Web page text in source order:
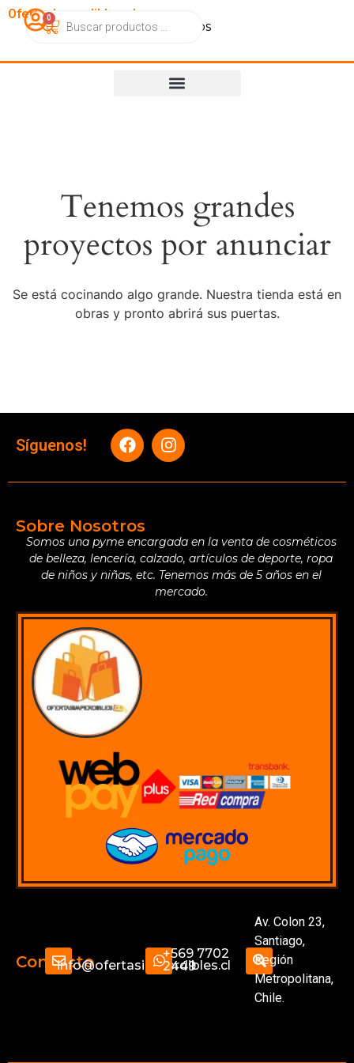
OfertasImperdibles.cl
CatálogoContactoNosotros
0
Tenemos grandes
proyectos por anunciar
Se está cocinando algo grande. Nuestra tienda está en
obras y pronto abrirá sus puertas.
Síguenos!
Sobre Nosotros
Somos una pyme encargada en la venta de cosméticos
de belleza, lencería, calzado, artículos de deporte, ropa
de niños y niñas, etc. Tenemos más de 5 años en el
mercado.
Contactoinfo@ofertasimperdibles.cl
+569 7702
2449
Av. Colon 23,
Santiago,
Región
Metropolitana,
Chile.